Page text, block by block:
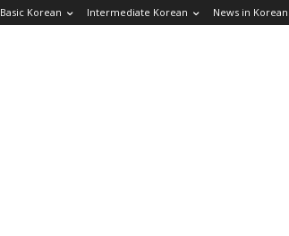
Basic Korean Intermediate Korean News in Korean